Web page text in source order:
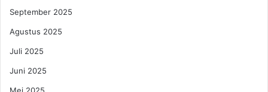
September 2025
Agustus 2025
Juli 2025
Juni 2025
Mei 2025